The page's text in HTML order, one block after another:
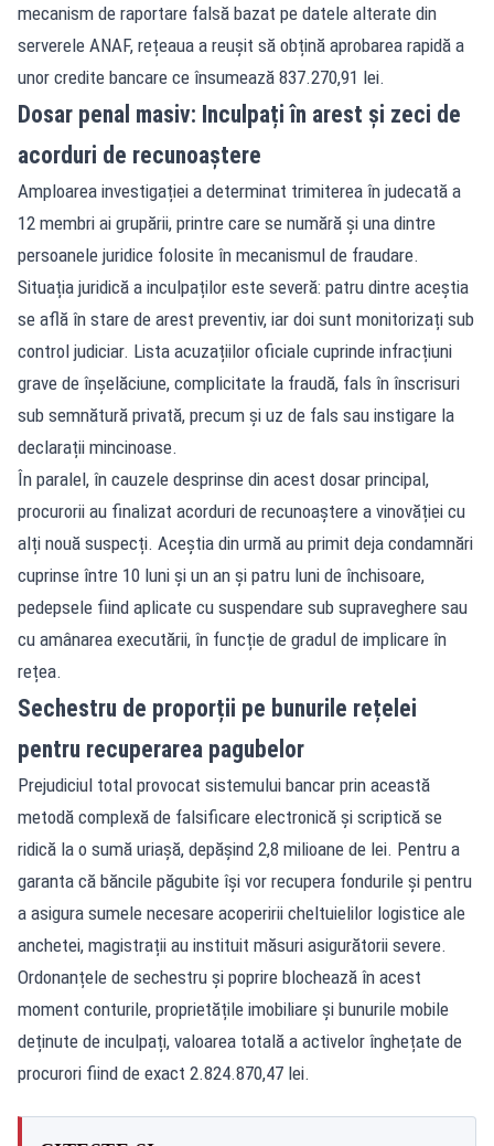
mecanism de raportare falsă bazat pe datele alterate din
serverele ANAF, rețeaua a reușit să obțină aprobarea rapidă a
unor credite bancare ce însumează 837.270,91 lei.
Dosar penal masiv: Inculpați în arest și zeci de
acorduri de recunoaștere
Amploarea investigației a determinat trimiterea în judecată a
12 membri ai grupării, printre care se numără și una dintre
persoanele juridice folosite în mecanismul de fraudare.
Situația juridică a inculpaților este severă: patru dintre aceștia
se află în stare de arest preventiv, iar doi sunt monitorizați sub
control judiciar. Lista acuzațiilor oficiale cuprinde infracțiuni
grave de înșelăciune, complicitate la fraudă, fals în înscrisuri
sub semnătură privată, precum și uz de fals sau instigare la
declarații mincinoase.
În paralel, în cauzele desprinse din acest dosar principal,
procurorii au finalizat acorduri de recunoaștere a vinovăției cu
alți nouă suspecți. Aceștia din urmă au primit deja condamnări
cuprinse între 10 luni și un an și patru luni de închisoare,
pedepsele fiind aplicate cu suspendare sub supraveghere sau
cu amânarea executării, în funcție de gradul de implicare în
rețea.
Sechestru de proporții pe bunurile rețelei
pentru recuperarea pagubelor
Prejudiciul total provocat sistemului bancar prin această
metodă complexă de falsificare electronică și scriptică se
ridică la o sumă uriașă, depășind 2,8 milioane de lei. Pentru a
garanta că băncile păgubite își vor recupera fondurile și pentru
a asigura sumele necesare acoperirii cheltuielilor logistice ale
anchetei, magistrații au instituit măsuri asigurătorii severe.
Ordonanțele de sechestru și poprire blochează în acest
moment conturile, proprietățile imobiliare și bunurile mobile
deținute de inculpați, valoarea totală a activelor înghețate de
procurori fiind de exact 2.824.870,47 lei.